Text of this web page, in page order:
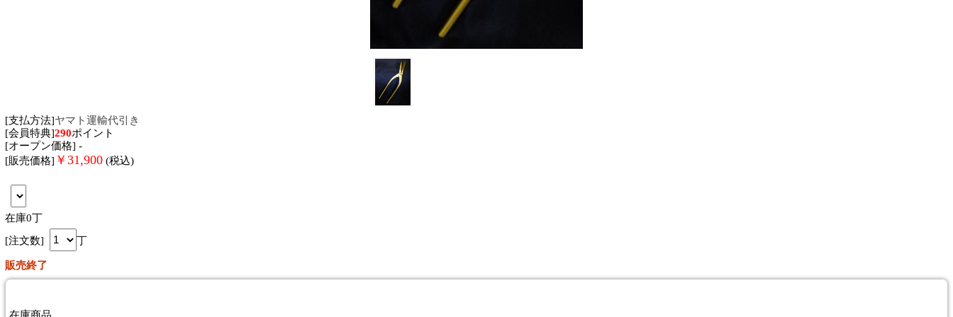
[支払方法]ヤマト運輸代引き
[会員特典]290ポイント
[オープン価格] -
[販売価格] ￥ 31,900 (税込)
在庫0丁
[注文数]
丁
販売終了